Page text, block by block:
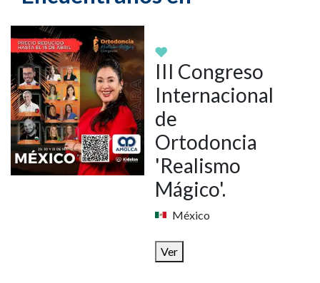
III Congreso
Internacional
de
Ortodoncia
'Realismo
Mágico'.
México
Ver